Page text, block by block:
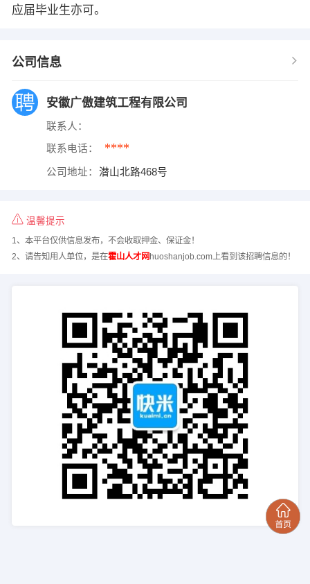
应届毕业生亦可。
公司信息
安徽广傲建筑工程有限公司
联系人：
联系电话： ****
公司地址： 潜山北路468号
温馨提示
1、本平台仅供信息发布，不会收取押金、保证金！
2、请告知用人单位，是在霍山人才网 huoshanjob.com上看到该招聘信息的！